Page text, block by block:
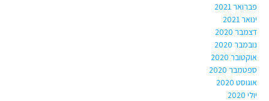
פברואר 2021
ינואר 2021
דצמבר 2020
נובמבר 2020
אוקטובר 2020
ספטמבר 2020
אוגוסט 2020
יולי 2020